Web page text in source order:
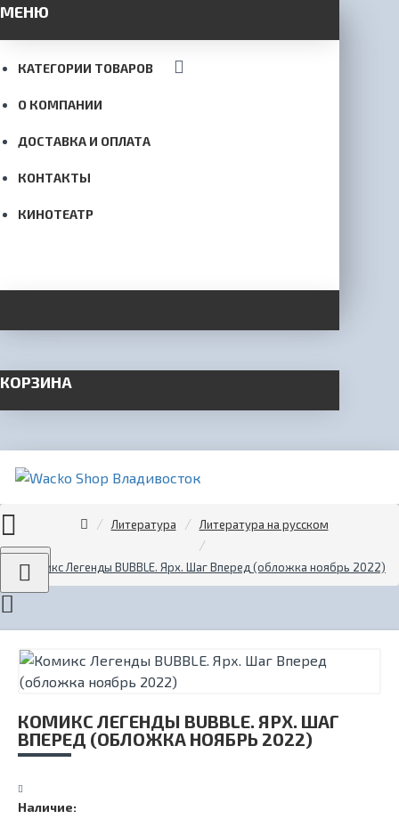
МЕНЮ
КАТЕГОРИИ ТОВАРОВ
О КОМПАНИИ
ДОСТАВКА И ОПЛАТА
КОНТАКТЫ
КИНОТЕАТР
КОРЗИНА
Menu
Литература Литература на русском
Комикс Легенды BUBBLE. Ярх. Шаг Вперед (обложка ноябрь 2022)
КОМИКС ЛЕГЕНДЫ BUBBLE. ЯРХ. ШАГ
ВПЕРЕД (ОБЛОЖКА НОЯБРЬ 2022)
Наличие: